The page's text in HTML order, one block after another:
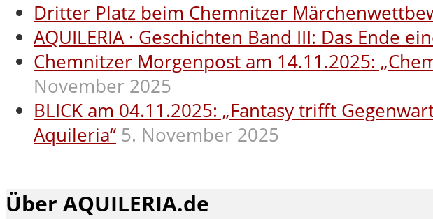
Dritter Platz beim Chemnitzer
AQUILERIA · Geschichten Band III: Das Ende
Chemnitzer Morgenpost am 14.11.2025:
November 2025
BLICK am 04.11.2025: „Fantasy trifft
Aquileria“ 5. November 2025
Über AQUILERIA.de